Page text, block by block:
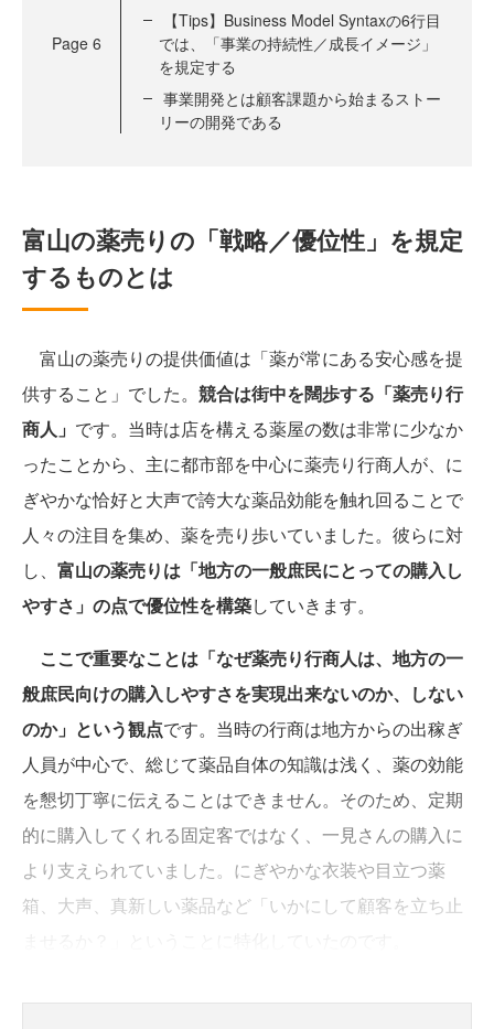
Page 6
【Tips】Business Model Syntaxの6行目
では、「事業の持続性／成長イメージ」
を規定する
事業開発とは顧客課題から始まるストー
リーの開発である
富山の薬売りの「戦略／優位性」を規定
するものとは
富山の薬売りの提供価値は「薬が常にある安心感を提
供すること」でした。 競合は街中を闊歩する「薬売り行
商人」 です。当時は店を構える薬屋の数は非常に少なか
ったことから、主に都市部を中心に薬売り行商人が、に
ぎやかな恰好と大声で誇大な薬品効能を触れ回ることで
人々の注目を集め、薬を売り歩いていました。彼らに対
し、 富山の薬売りは「地方の一般庶民にとっての購入し
やすさ」の点で優位性を構築していきます。
ここで重要なことは「なぜ薬売り行商人は、地方の一
般庶民向けの購入しやすさを実現出来ないのか、しない
のか」という観点です。当時の行商は地方からの出稼ぎ
人員が中心で、総じて薬品自体の知識は浅く、薬の効能
を懇切丁寧に伝えることはできません。そのため、定期
的に購入してくれる固定客ではなく、一見さんの購入に
より支えられていました。にぎやかな衣装や目立つ薬
箱、大声、真新しい薬品など「いかにして顧客を立ち止